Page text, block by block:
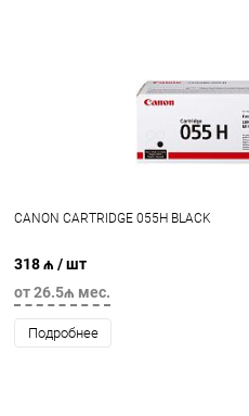
CANON CARTRIDGE 055H BLACK
318 ₼ / шт
от 26.5₼ мес.
Подробнее